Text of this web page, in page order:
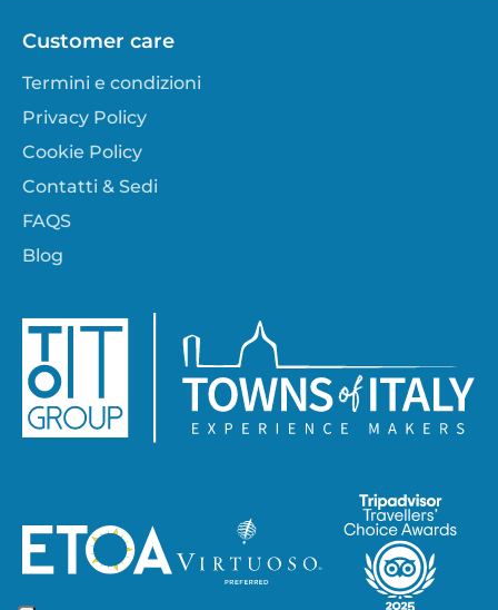
Customer care
Termini e condizioni
Privacy Policy
Cookie Policy
Contatti & Sedi
FAQS
Blog